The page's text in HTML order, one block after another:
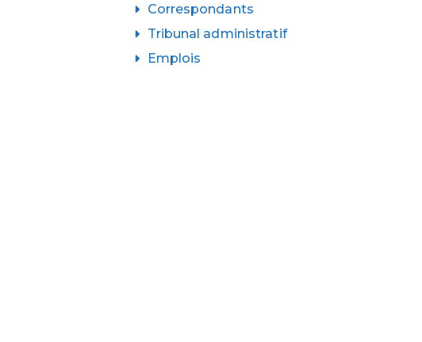
Correspondants
Tribunal administratif
Emplois